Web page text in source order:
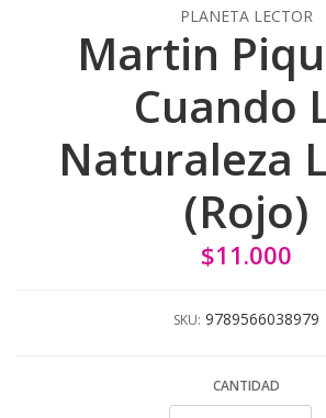
PLANETA LECTOR
Martin
Cuando
Naturaleza
(Rojo)
$11.000
SKU: 9789566038979
CANTIDAD